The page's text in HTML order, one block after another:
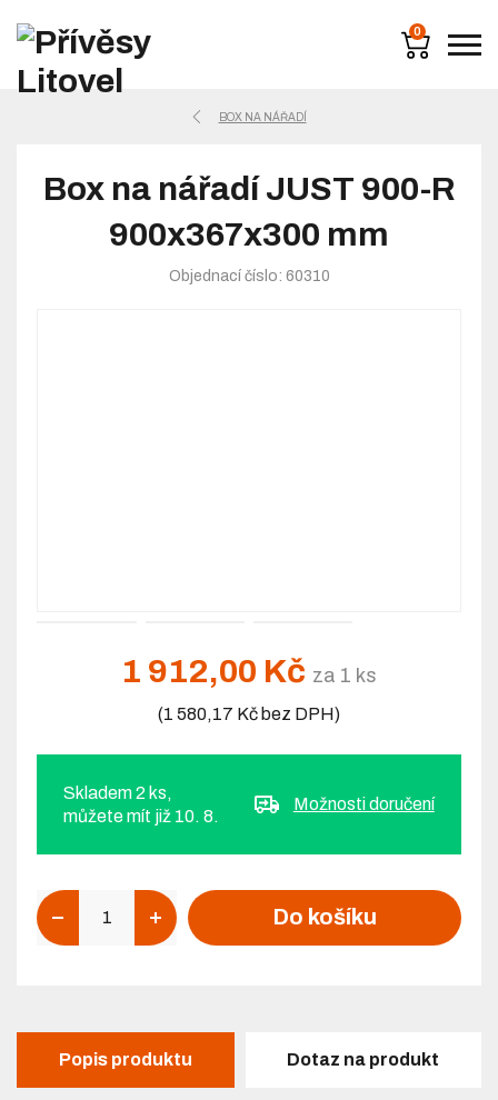
0
BOX NA NÁŘADÍ
Box na nářadí JUST 900-R
900x367x300 mm
Objednací číslo: 60310
1 912,00 Kč za 1 ks
(1 580,17 Kč bez DPH)
Skladem 2 ks,
můžete mít již 10. 8.
Možnosti doručení
Do košíku
Popis produktu Dotaz na produkt